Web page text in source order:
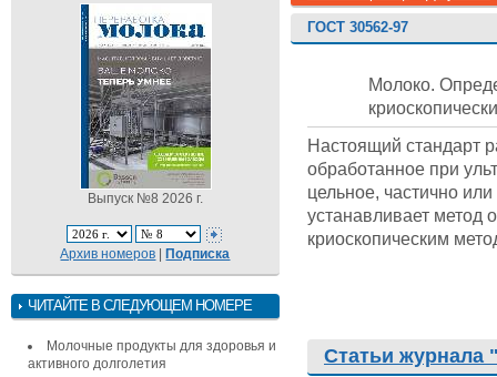
Выпуск №8 2026 г.
Архив номеров |Подписка
ЧИТАЙТЕ В СЛЕДУЮЩЕМ НОМЕРЕ
Молочные продукты для здоровья и
активного долголетия
ГОСТ 30562-97
Молоко.
Настоящий стандарт
обработанное при
цельное, частично
устанавливает метод
криоскопическим
Статьи журнала